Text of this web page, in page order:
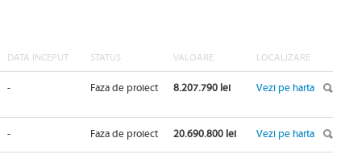
DATA INCEPUT STATUS VALOARE LOCALIZARE
- Faza de proiect 8.207.790 lei Vezi pe harta
- Faza de proiect 20.690.800 lei Vezi pe harta